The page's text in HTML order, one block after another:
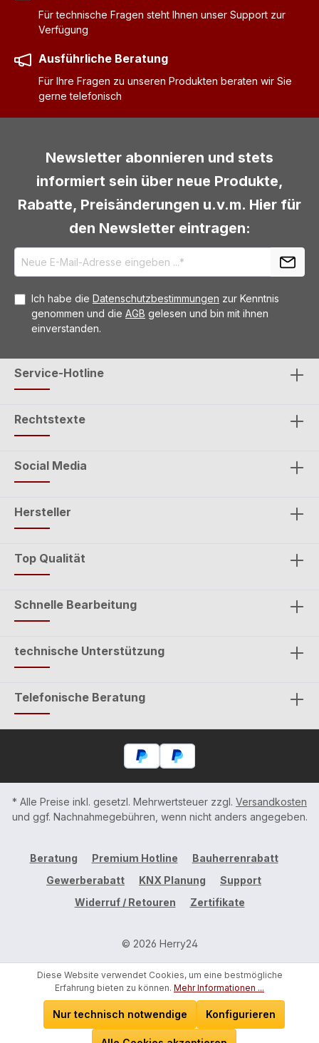
Für technische Fragen steht Ihnen unser Support zur
Verfügung
Ausführliche Beratung
Für Ihre Fragen zu unseren Produkten beraten wir Sie
gerne telefonisch
Newsletter abonnieren und stets
informiert sein über neue Produkte,
Rabatte, Preisänderungen u.v.m. Hier für
den Newsletter eintragen:
Ich habe die Datenschutzbestimmungen zur Kenntnis
genommen und die AGB gelesen und bin mit ihnen
einverstanden.
Service-Hotline
Rechtstexte
Social Media
Hersteller
Top Qualität
Schnelle Bearbeitung
technische Unterstützung
Telefonische Beratung
* Alle Preise inkl. gesetzl. Mehrwertsteuer zzgl. Versandkosten
und ggf. Nachnahmegebühren, wenn nicht anders angegeben.
Beratung Premium Hotline
Bauherrenrabatt
Gewerberabatt
KNX Planung
Support
Widerruf / Retouren
Zertifikate
© 2026 Herry24
Diese Website verwendet Cookies, um eine bestmögliche
Erfahrung bieten zu können. Mehr Informationen ...
Nur technisch notwendige Konfigurieren